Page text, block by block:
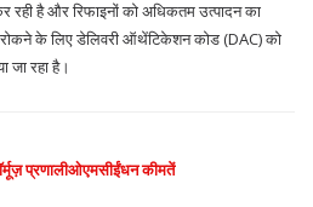
रही है और रिफाइनों को अधिकतम उत्पादन का
रोकने के लिए डेलिवरी ऑथेंटिकेशन कोड (DAC) को
जा रहा है।
प्रणालीओएमसीईंधन कीमतें